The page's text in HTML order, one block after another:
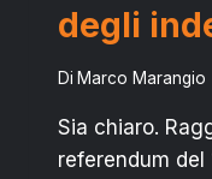
degli
Di Marco Marangio
Sia chiaro.
referendum del